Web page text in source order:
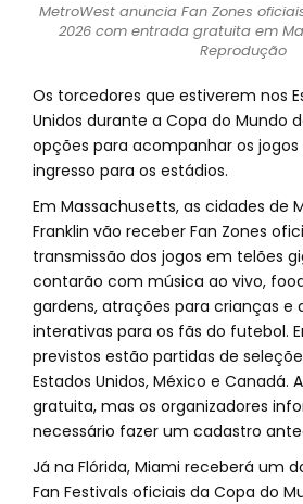
MetroWest anuncia Fan Zones
2026 com entrada gratuita em
Reprodução
Os torcedores que estiverem nos
Unidos durante a Copa do Mundo
opções para acompanhar os
ingresso para os estádios.
Em Massachusetts, as cidades de
Franklin vão receber Fan Zones
transmissão dos jogos em telões
contarão com música ao vivo,
gardens, atrações para crianças e
interativas para os fãs do futebol.
previstos estão partidas de
Estados Unidos, México e Canadá.
gratuita, mas os organizadores
necessário fazer um cadastro
Já na Flórida, Miami receberá um
Fan Festivals oficiais da Copa do